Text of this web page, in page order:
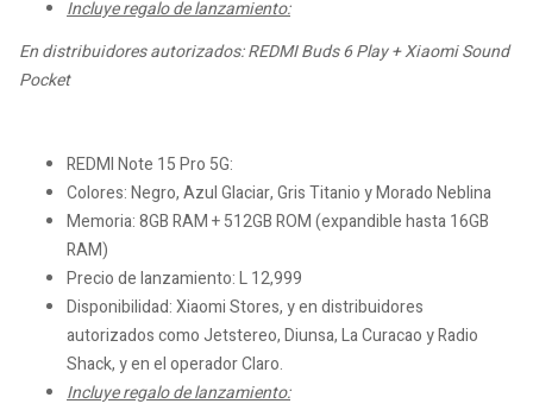
Incluye regalo de lanzamiento:
En distribuidores autorizados: REDMI Buds 6 Play + Xiaomi Sound
Pocket
REDMI Note 15 Pro 5G:
Colores: Negro, Azul Glaciar, Gris Titanio y Morado Neblina
Memoria: 8GB RAM + 512GB ROM (expandible hasta 16GB
RAM)
Precio de lanzamiento: L 12,999
Disponibilidad: Xiaomi Stores, y en distribuidores
autorizados como Jetstereo, Diunsa, La Curacao y Radio
Shack, y en el operador Claro.
Incluye regalo de lanzamiento: